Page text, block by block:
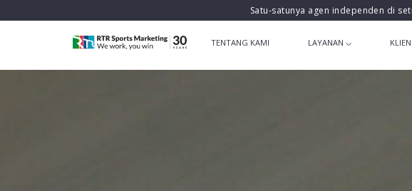
Satu-satunya agen independen di
TENTANG KAMI LAYANAN KLIEN